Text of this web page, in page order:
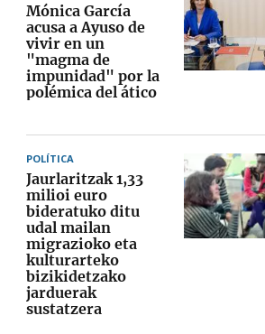
Mónica García
acusa a Ayuso de
vivir en un
"magma de
impunidad" por la
polémica del ático
POLÍTICA
Jaurlaritzak 1,33
milioi euro
bideratuko ditu
udal mailan
migrazioko eta
kulturarteko
bizikidetzako
jarduerak
sustatzera